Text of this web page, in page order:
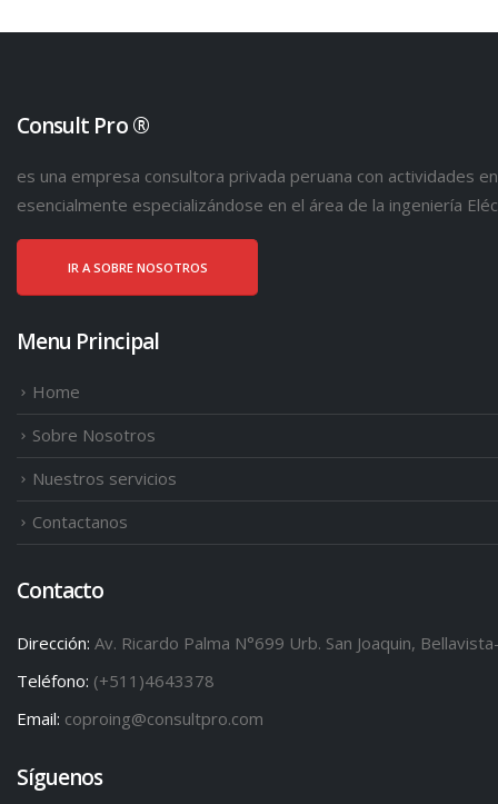
Consult Pro ®
es una empresa consultora privada peruana con actividades
esencialmente especializándose en el área de la ingeniería
IR A SOBRE NOSOTROS
Menu Principal
Home
Sobre Nosotros
Nuestros servicios
Contactanos
Contacto
Dirección: Av. Ricardo Palma N°699 Urb. San Joaquin,
Teléfono: (+511)4643378
Email: coproing@consultpro.com
Síguenos